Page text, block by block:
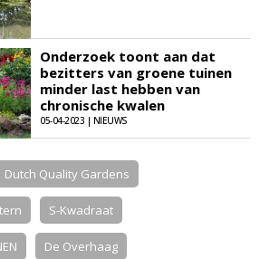
Onderzoek toont aan dat
bezitters van groene tuinen
minder last hebben van
chronische kwalen
05-04-2023 | NIEUWS
Dutch Quality Gardens
S-Kwadraat
De Overhaag